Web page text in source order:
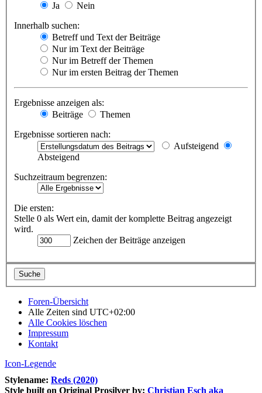
Ja
Nein
Innerhalb suchen:
Betreff und Text der Beiträge
Nur im Text der Beiträge
Nur im Betreff der Themen
Nur im ersten Beitrag der Themen
Ergebnisse anzeigen als:
Beiträge
Themen
Ergebnisse sortieren nach:
Aufsteigend
Absteigend
Suchzeitraum begrenzen:
Die ersten:
Stelle 0 als Wert ein, damit der komplette Beitrag angezeigt
wird.
Zeichen der Beiträge anzeigen
Foren-Übersicht
Alle Zeiten sind UTC+02:00
Alle Cookies löschen
Impressum
Kontakt
Icon-Legende
Stylename: Reds (2020)
Style built on Original Prosilver by: Christian Esch aka